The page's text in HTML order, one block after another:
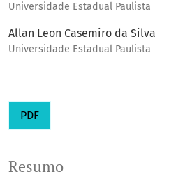
Universidade Estadual Paulista
Allan Leon Casemiro da Silva
Universidade Estadual Paulista
PDF
Resumo